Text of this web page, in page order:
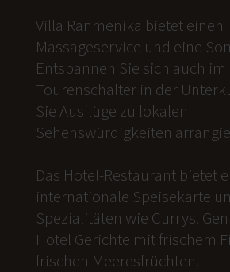
Villa Ranmenika bietet einen
Massageservice und eine
Entspannen Sie sich auch im
Tourenschalter in der
Sie Ausflüge zu lokalen
Sehenswürdigkeiten
Das Hotel-Restaurant bietet
internationale Speisekarte
Spezialitäten wie Currys.
Hotel Gerichte mit frischem
frischen Meeresfrüchten.